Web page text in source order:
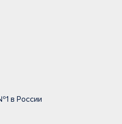
в России